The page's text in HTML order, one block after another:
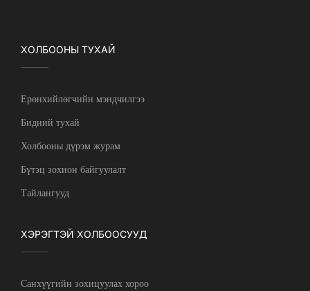
ХОЛБООНЫ ТУХАЙ
Ерөнхийлөгчийн мэндчилгээ
Бидний тухай
Холбооны дүрэм журам
Бүтэц зохион байгуулалт
Тайлангууд
ХЭРЭГТЭЙ ХОЛБООСУУД
Санхүүгийн зохицуулах хороо